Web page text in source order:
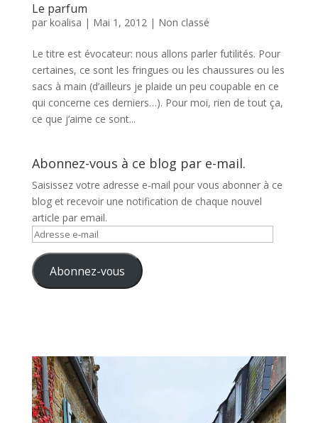
Le parfum
par koalisa | Mai 1, 2012| Non classé
Le titre est évocateur: nous allons parler futilités. Pour
certaines, ce sont les fringues ou les chaussures ou les
sacs à main (d’ailleurs je plaide un peu coupable en ce
qui concerne ces derniers…). Pour moi, rien de tout ça,
ce que j’aime ce sont...
Abonnez-vous à ce blog par e-mail.
Saisissez votre adresse e-mail pour vous abonner à ce
blog et recevoir une notification de chaque nouvel
article par email.
Adresse
mail Abonnez-vous